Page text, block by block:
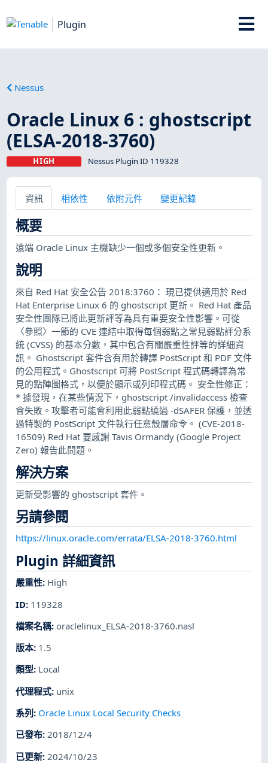
Plugin
Nessus
Oracle Linux 6 : ghostscript
(ELSA-2018-3760)
HIGH Nessus Plugin ID 119328
資訊 相依性 依附元件 變更記錄
概要
遠端 Oracle Linux 主機缺少一個或多個安全性更新。
說明
來自 Red Hat 安全公告 2018:3760： 現已提供適用於 Red
Hat Enterprise Linux 6 的 ghostscript 更新。 Red Hat 產品
安全性團隊已將此更新評等為具有重要安全性影響。可從
〈參照〉一節的 CVE 連結中取得每個弱點之常見弱點評分系
統 (CVSS) 的基本分數，其中包含有關嚴重性評等的詳細資
訊。 Ghostscript 套件含有用於轉譯 PostScript 和 PDF 文件
的公用程式。Ghostscript 可將 PostScript 程式碼轉譯為常
見的點陣圖格式，以便於顯示或列印程式碼。 安全性修正：
* 據發現，在某些情況下，ghostscript /invalidaccess 檢查
會失敗。攻擊者可能會利用此弱點繞過 -dSAFER 保護，並透
過特製的 PostScript 文件執行任意殼層命令。 (CVE-2018-
16509) Red Hat 要感謝 Tavis Ormandy (Google Project
Zero) 報告此問題。
解決方案
更新受影響的 ghostscript 套件。
另請參閱
https://linux.oracle.com/errata/ELSA-2018-3760.html
Plugin 詳細資訊
嚴重性: High
ID: 119328
檔案名稱: oraclelinux_ELSA-2018-3760.nasl
版本: 1.5
類型: Local
代理程式: unix
系列 : Oracle Linux Local Security Checks
已發布:2018/12/4
已更新: 2024/10/23